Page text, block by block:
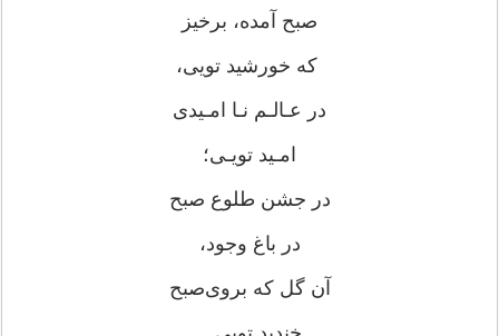
صبح آمده، برخیز
که خورشید تویی،
در عـالـم نـا امـیدی
امـید تویـی؛
در جشن طلوع صبح
در باغ وجود،
آن ‌‌گل ‌‌که ‌‌بروی‌‌صبح ‌